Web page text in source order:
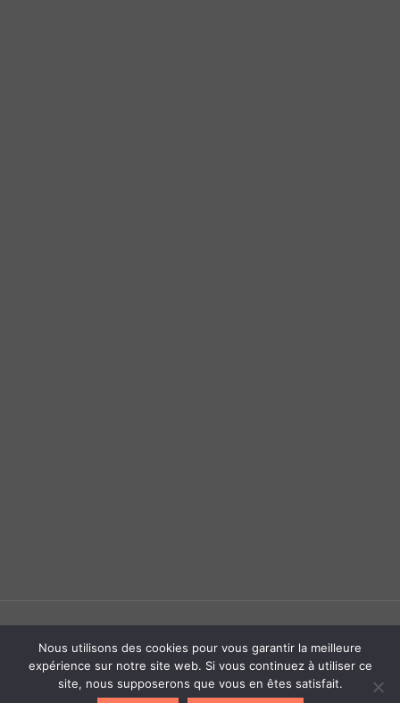
© Copyright 2026 The Cosy Shop. Tous droits réservés - Site réalisé par :
Agence de communication Nancy
Nous utilisons des cookies pour vous garantir la meilleure
expérience sur notre site web. Si vous continuez à utiliser ce
site, nous supposerons que vous en êtes satisfait.